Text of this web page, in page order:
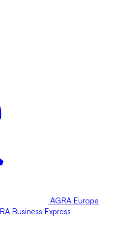
AGRA Europe
Business Express